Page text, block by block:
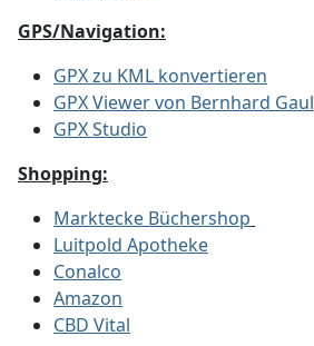
GPS/Navigation:
GPX zu KML konvertieren
GPX Viewer von Bernhard Gaul
GPX Studio
Shopping:
Marktecke Büchershop
Luitpold Apotheke
Conalco
Amazon
CBD Vital